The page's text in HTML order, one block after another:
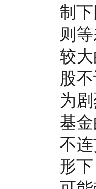
制
则
较
股
为
基
不
形